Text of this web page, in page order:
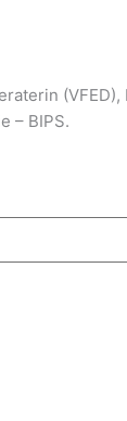
– BIPS.